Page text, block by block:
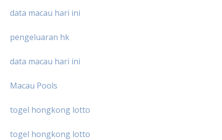
data macau hari ini
pengeluaran hk
data macau hari ini
Macau Pools
togel hongkong lotto
togel hongkong lotto